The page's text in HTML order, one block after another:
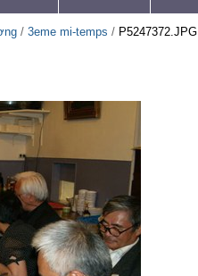
/ 3eme mi-temps / P5247372.JPG